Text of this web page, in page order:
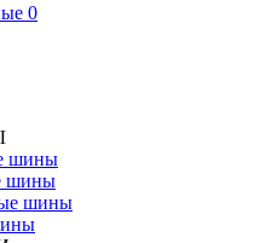
0
шины
шины
шины